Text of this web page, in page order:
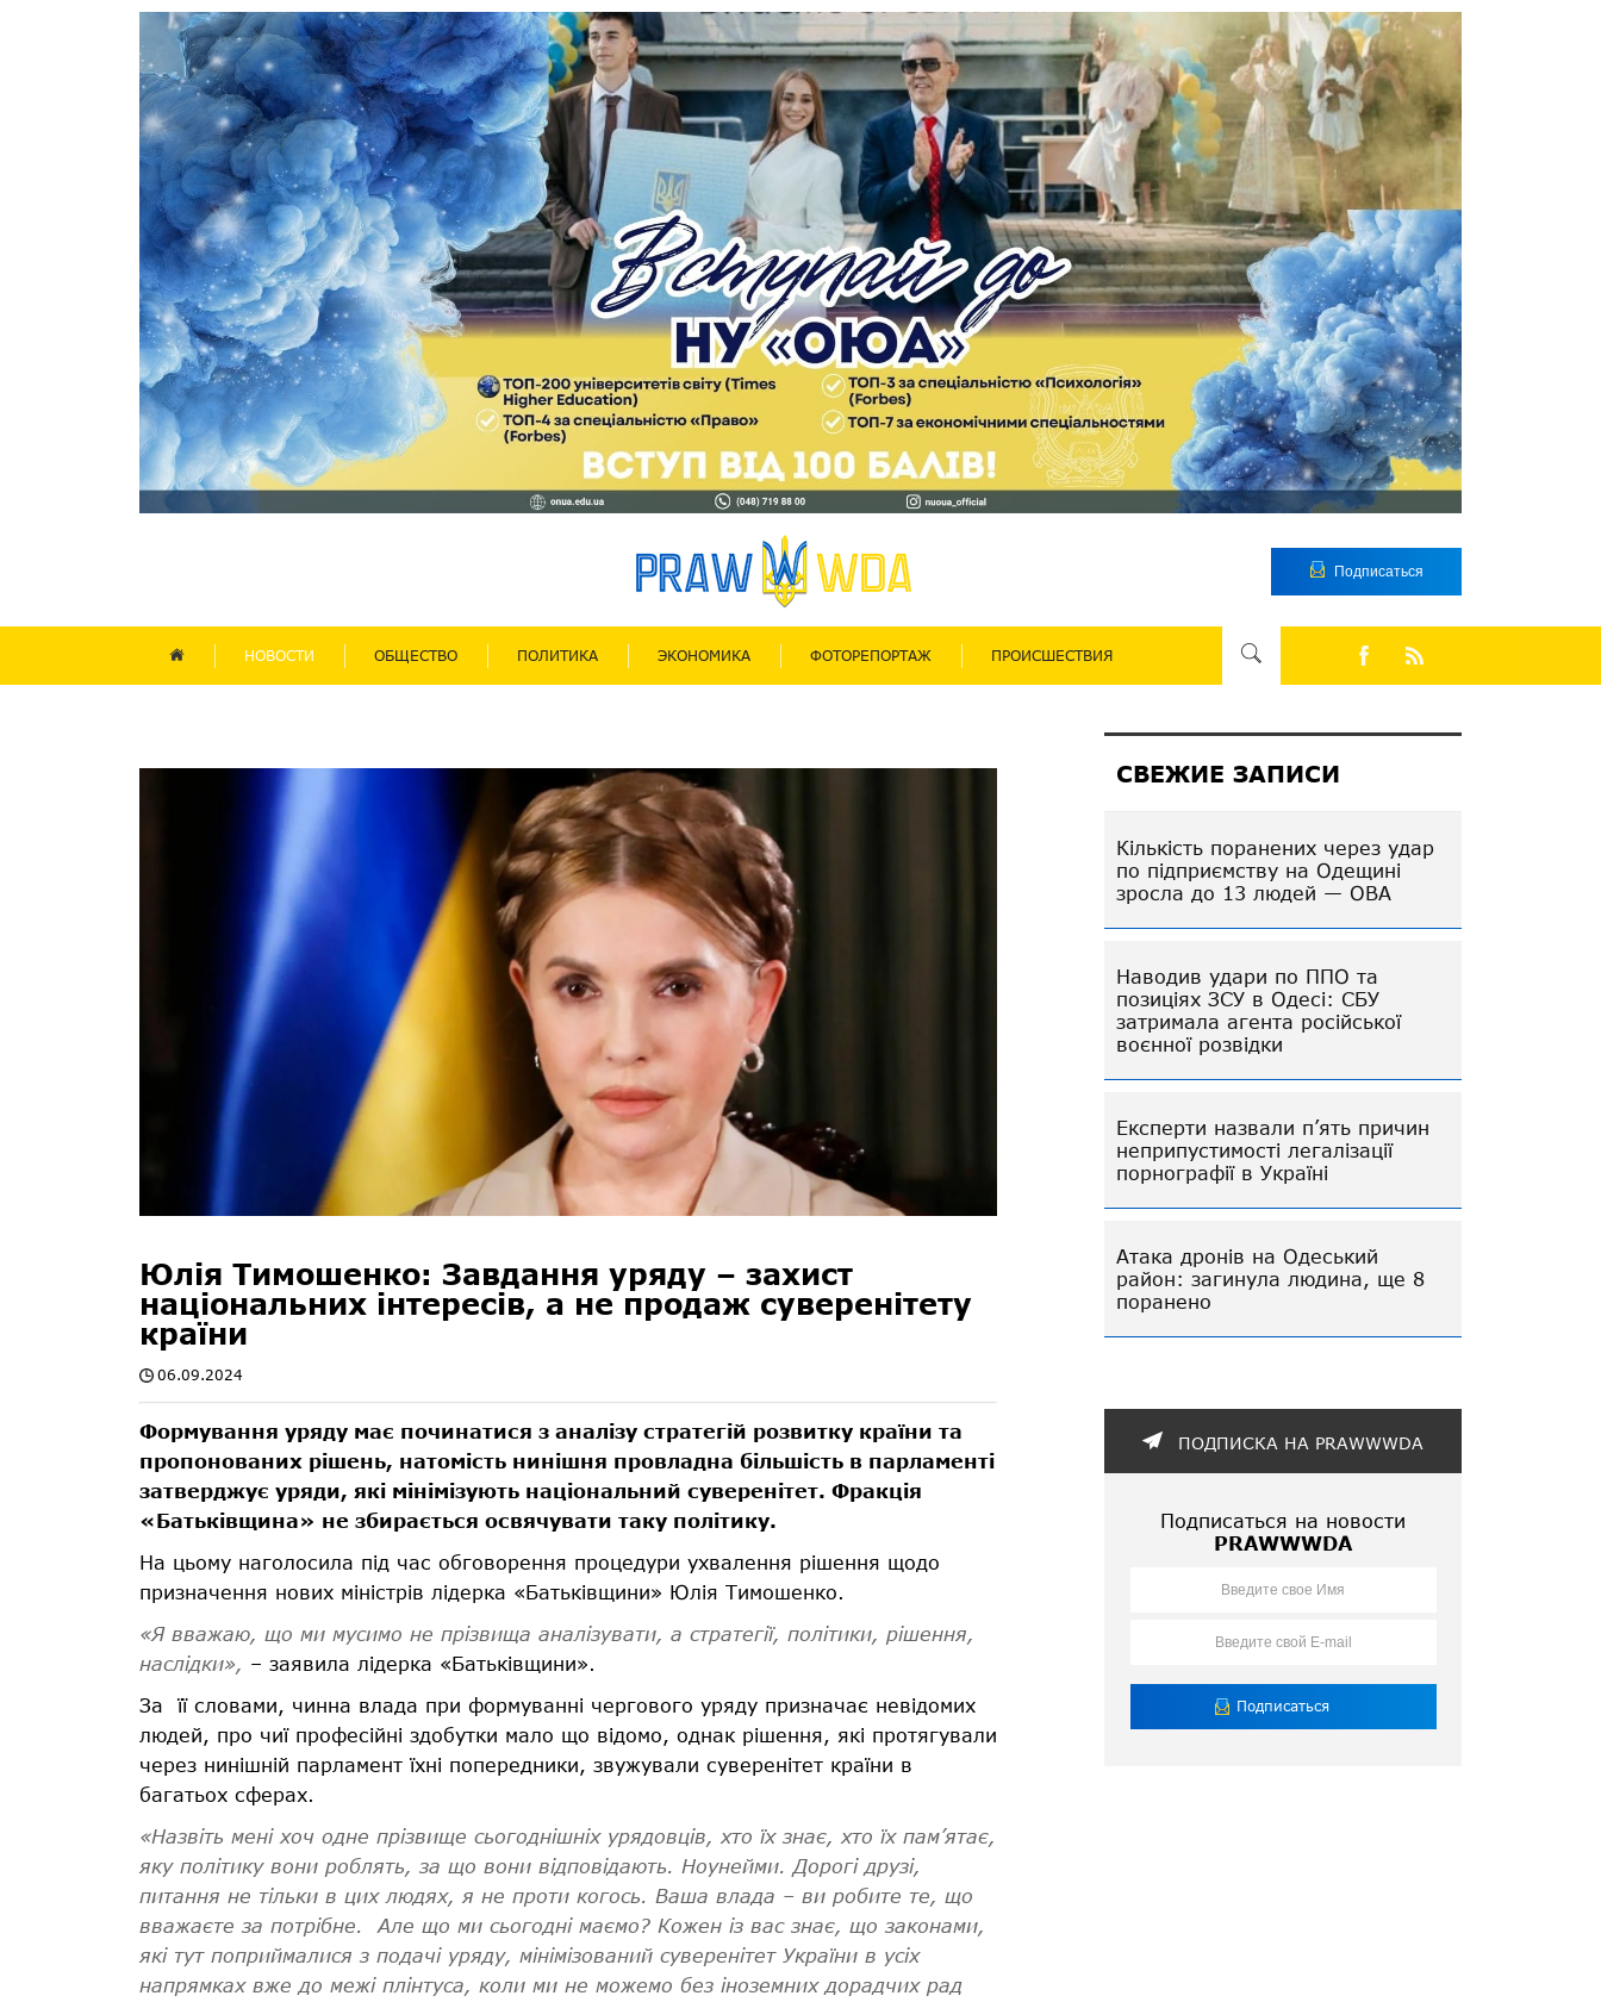
Подписаться
НОВОСТИ ОБЩЕСТВО ПОЛИТИКА ЭКОНОМИКА ФОТОРЕПОРТАЖ ПРОИСШЕСТВИЯ
Юлія Тимошенко: Завдання уряду – захист
національних інтересів, а не продаж суверенітету
країни
06.09.2024
Формування уряду має починатися з аналізу стратегій розвитку країни та
пропонованих рішень, натомість нинішня провладна більшість в парламенті
затверджує уряди, які мінімізують національний суверенітет. Фракція
«Батьківщина» не збирається освячувати таку політику.
На цьому наголосила під час обговорення процедури ухвалення рішення щодо
призначення нових міністрів лідерка «Батьківщини» Юлія Тимошенко.
«Я вважаю, що ми мусимо не прізвища аналізувати, а стратегії, політики, рішення,
наслідки», – заявила лідерка «Батьківщини».
За її словами, чинна влада при формуванні чергового уряду призначає невідомих
людей, про чиї професійні здобутки мало що відомо, однак рішення, які протягували
через нинішній парламент їхні попередники, звужували суверенітет країни в
багатьох сферах.
«Назвіть мені хоч одне прізвище сьогоднішніх урядовців, хто їх знає, хто їх пам’ятає,
яку політику вони роблять, за що вони відповідають. Ноунейми. Дорогі друзі,
питання не тільки в цих людях, я не проти когось. Ваша влада – ви робите те, що
вважаєте за потрібне. Але що ми сьогодні маємо? Кожен із вас знає, що законами,
які тут поприймалися з подачі уряду, мінімізований суверенітет України в усіх
напрямках вже до межі плінтуса, коли ми не можемо без іноземних дорадчих рад
СВЕЖИЕ ЗАПИСИ
Кількість поранених через удар
по підприємству на Одещині
зросла до 13 людей — ОВА
Наводив удари по ППО та
позиціях ЗСУ в Одесі: СБУ
затримала агента російської
воєнної розвідки
Експерти назвали п’ять причин
неприпустимості легалізації
порнографії в Україні
Атака дронів на Одеський
район: загинула людина, ще 8
поранено
ПОДПИСКА НА PRAWWWDA
Подписаться на новости
PRAWWWDA